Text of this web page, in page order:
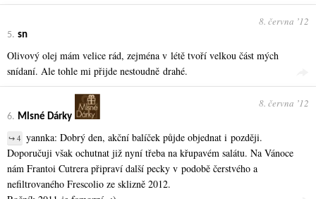
5. sn
8. června ʼ12
Olivový olej mám velice rád, zejména v létě tvoří velkou část mých
snídaní. Ale tohle mi přijde nestoudně drahé.
6. Mlsné Dárky
8. června ʼ12
↪ 4 yannka: Dobrý den, akční balíček půjde objednat i později.
Doporučuji však ochutnat již nyní třeba na křupavém salátu. Na Vánoce
nám Frantoi Cutrera připraví další pecky v podobě čerstvého a
nefiltrovaného Frescolio ze sklizně 2012.